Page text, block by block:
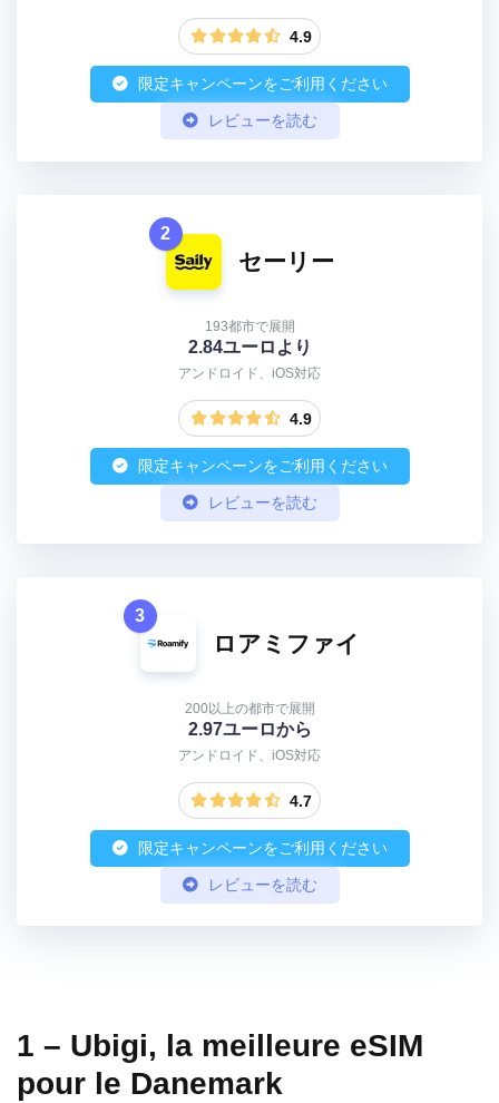
4.9
限定キャンペーンをご利用ください
レビューを読む
2
セーリー
193都市で展開
2.84ユーロより
アンドロイド、iOS対応
4.9
限定キャンペーンをご利用ください
レビューを読む
3
ロアミファイ
200以上の都市で展開
2.97ユーロから
アンドロイド、iOS対応
4.7
限定キャンペーンをご利用ください
レビューを読む
1 – Ubigi, la meilleure eSIM
pour le Danemark